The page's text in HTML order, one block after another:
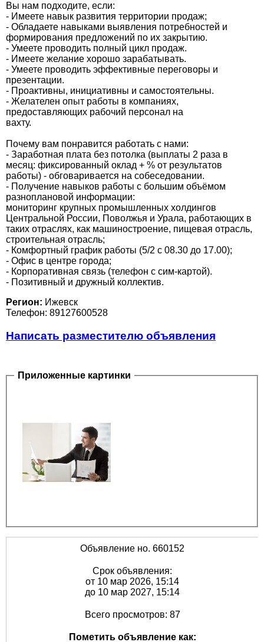
Вы нам подходите, если:
- Имеете навык развития территории продаж;
- Обладаете навыками выявления потребностей и
формирования предложений по их закрытию.
- Умеете проводить полный цикл продаж.
- Имеете желание хорошо зарабатывать.
- Умеете проводить эффективные переговоры и
презентации.
- Проактивны, инициативны и самостоятельны.
- Желателен опыт работы в компаниях,
предоставляющих рабочий персонал на
вахту.
Почему вам понравится работать с нами:
- Заработная плата без потолка (выплаты 2 раза в
месяц: фиксированный оклад + % от результатов
работы) - обговаривается на собеседовании.
- Получение навыков работы с большим объёмом
разноплановой информации:
мониторинг крупных промышленных холдингов
Центральной России, Поволжья и Урала, работающих в
таких отраслях, как машиностроение, пищевая отрасль,
строительная отрасль;
- Комфортный график работы (5/2 с 08.30 до 17.00);
- Офис в центре города;
- Корпоративная связь (телефон с сим-картой).
- Позитивный и дружный коллектив.
Регион: Ижевск
Телефон: 89127600528
Написать разместителю объявления
Приложенные картинки
Объявление но. 660152
Срок объявления:
от 10 мар 2026, 15:14
до 10 мар 2027, 15:14
Всего просмотров: 87
Пометить объявление как: